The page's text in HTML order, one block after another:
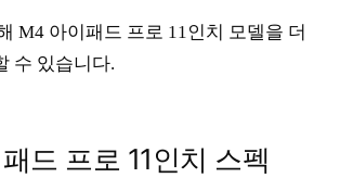
M4 아이패드 프로 11인치 모델을 더
수 있습니다.
드 프로 11인치 스펙